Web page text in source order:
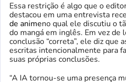
Essa restrição é algo que o
destacou em uma entrevista
de animeno qual ele discutiu o
do mangá em inglês. Em vez de
conclusão “correta”, ele diz que
escritas intencionalmente para
suas próprias conclusões.
“A IA tornou-se uma presença